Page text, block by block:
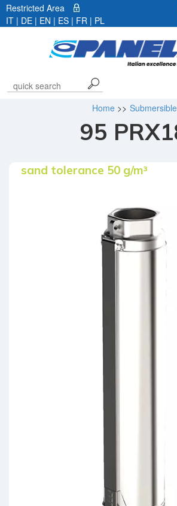
Restricted Area
IT | DE | EN | ES | FR | PL
Home >>
95
sand tolerance 50 g/m³